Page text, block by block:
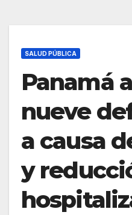
SALUD PÚBLICA
Panamá
nueve
a causa
y